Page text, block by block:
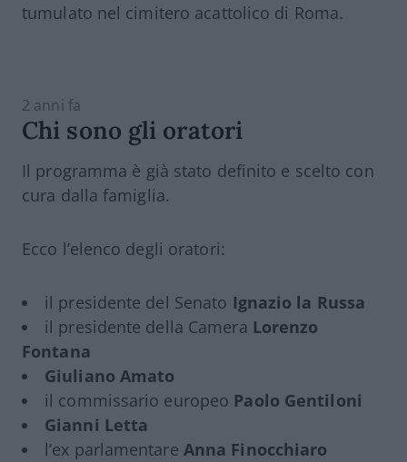
tumulato nel cimitero acattolico di Roma.
2 anni fa
Chi sono gli oratori
Il programma è già stato definito e scelto con
cura dalla famiglia.
Ecco l’elenco degli oratori:
il presidente del Senato Ignazio la Russa
il presidente della Camera Lorenzo
Fontana
Giuliano Amato
il commissario europeo Paolo Gentiloni
Gianni Letta
l’ex parlamentare Anna Finocchiaro